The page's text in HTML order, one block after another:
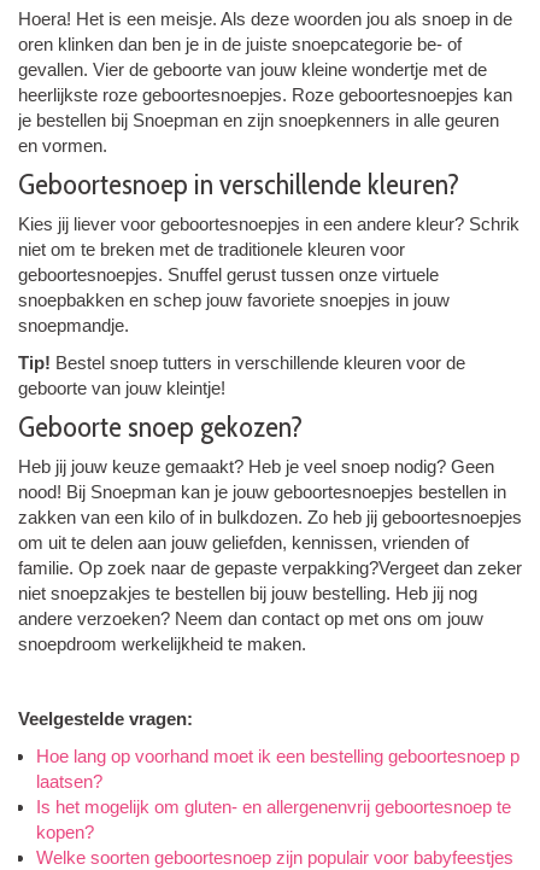
Hoera! Het is een meisje. Als deze woorden jou als snoep in de
oren klinken dan ben je in de juiste snoepcategorie be- of
gevallen. Vier de geboorte van jouw kleine wondertje met de
heerlijkste roze geboortesnoepjes. Roze geboortesnoepjes kan
je bestellen bij Snoepman en zijn snoepkenners in alle geuren
en vormen.
Geboortesnoep in verschillende kleuren?
Kies jij liever voor geboortesnoepjes in een andere kleur? Schrik
niet om te breken met de traditionele kleuren voor
geboortesnoepjes. Snuffel gerust tussen onze virtuele
snoepbakken en schep jouw favoriete snoepjes in jouw
snoepmandje.
Tip! Bestel snoep tutters in verschillende kleuren voor de
geboorte van jouw kleintje!
Geboorte snoep gekozen?
Heb jij jouw keuze gemaakt? Heb je veel snoep nodig? Geen
nood! Bij Snoepman kan je jouw geboortesnoepjes bestellen in
zakken van een kilo of in bulkdozen. Zo heb jij geboortesnoepjes
om uit te delen aan jouw geliefden, kennissen, vrienden of
familie. Op zoek naar de gepaste verpakking?Vergeet dan zeker
niet snoepzakjes te bestellen bij jouw bestelling. Heb jij nog
andere verzoeken? Neem dan contact op met ons om jouw
snoepdroom werkelijkheid te maken.
Veelgestelde vragen:
Hoe lang op voorhand moet ik een bestelling geboortesnoep p
laatsen?
Is het mogelijk om gluten- en allergenenvrij geboortesnoep te
kopen?
Welke soorten geboortesnoep zijn populair voor babyfeestjes